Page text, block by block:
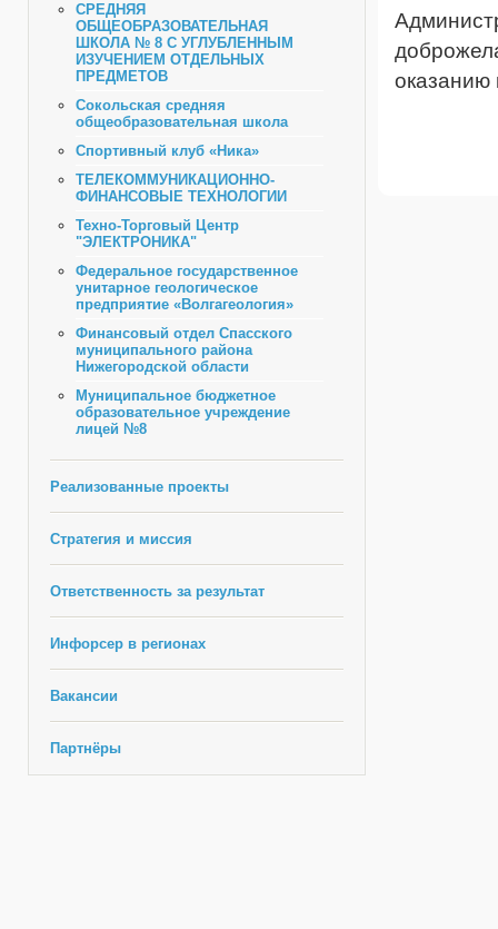
СРЕДНЯЯ
ОБЩЕОБРАЗОВАТЕЛЬНАЯ
ШКОЛА № 8 С УГЛУБЛЕННЫМ
ИЗУЧЕНИЕМ ОТДЕЛЬНЫХ
ПРЕДМЕТОВ
Сокольская средняя
общеобразовательная школа
Спортивный клуб «Ника»
ТЕЛЕКОММУНИКАЦИОННО-
ФИНАНСОВЫЕ ТЕХНОЛОГИИ
Техно-Торговый Центр
"ЭЛЕКТРОНИКА"
Федеральное государственное
унитарное геологическое
предприятие «Волгагеология»
Финансовый отдел Спасского
муниципального района
Нижегородской области
Муниципальное бюджетное
образовательное учреждение
лицей №8
Реализованные проекты
Стратегия и миссия
Ответственность за результат
Инфорсер в регионах
Вакансии
Партнёры
оказанию